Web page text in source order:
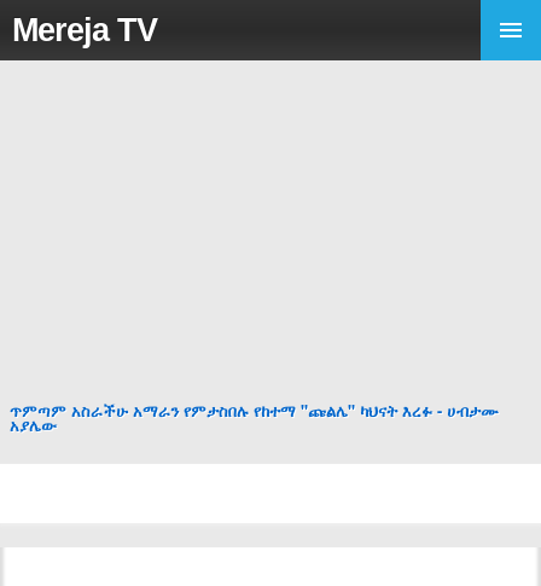
Mereja TV
ጥምጣም አስራችሁ አማራን የምታስበሉ የከተማ "ጩልሌ" ካህናት እረፉ - ሀብታሙ
አያሌው